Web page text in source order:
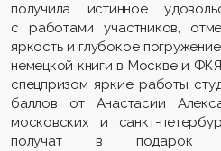
получила истинное
с работами участников,
яркость и глубокое
немецкой книги в Москве и
спецпризом яркие работы
баллов от Анастасии
московских и санкт-
получат в подарок